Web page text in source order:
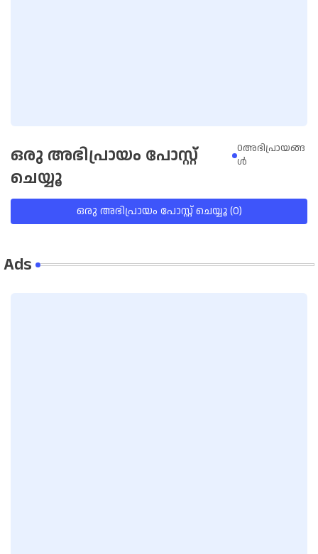
ഒരു അഭിപ്രായം പോസ്റ്റ്
ചെയ്യൂ
0അഭിപ്രായങ്ങ
ള്‍
ഒരു അഭിപ്രായം പോസ്റ്റ് ചെയ്യൂ (0)
Ads